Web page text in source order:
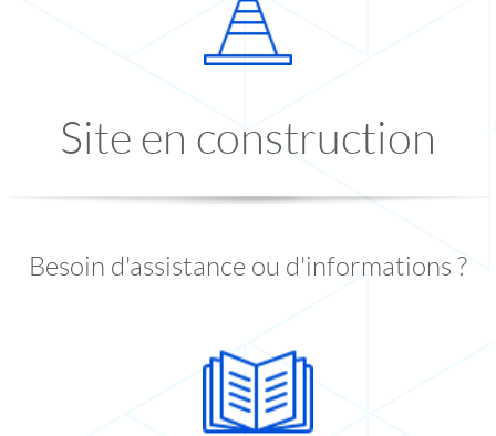
Site en construction
Besoin d'assistance ou d'informations ?